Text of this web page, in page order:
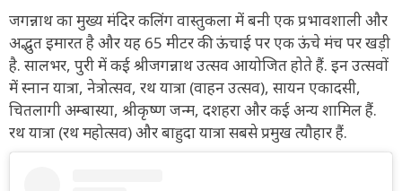
जगन्नाथ का मुख्य मंदिर कलिंग वास्तुकला में बनी एक प्रभावशाली और
अद्भुत इमारत है और यह 65 मीटर की ऊंचाई पर एक ऊंचे मंच पर खड़ी
है. सालभर, पुरी में कई श्रीजगन्नाथ उत्सव आयोजित होते हैं. इन उत्सवों
में स्नान यात्रा, नेत्रोत्सव, रथ यात्रा (वाहन उत्सव), सायन एकादसी,
चितलागी अम्बास्या, श्रीकृष्ण जन्म, दशहरा और कई अन्य शामिल हैं.
रथ यात्रा (रथ महोत्सव) और बाहुदा यात्रा सबसे प्रमुख त्यौहार हैं.